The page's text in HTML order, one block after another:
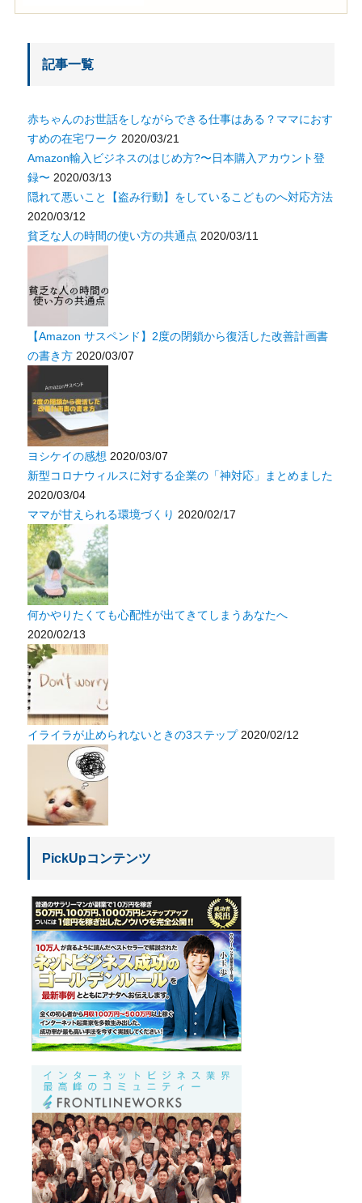
記事一覧
赤ちゃんのお世話をしながらできる仕事はある？ママにおす
すめの在宅ワーク 2020/03/21
Amazon輸入ビジネスのはじめ方?〜日本購入アカウント登
録〜 2020/03/13
隠れて悪いこと【盗み行動】をしているこどものへ対応方法
2020/03/12
貧乏な人の時間の使い方の共通点 2020/03/11
【Amazon サスペンド】2度の閉鎖から復活した改善計画書
の書き方 2020/03/07
ヨシケイの感想 2020/03/07
新型コロナウィルスに対する企業の「神対応」まとめました
2020/03/04
ママが甘えられる環境づくり 2020/02/17
何かやりたくても心配性が出てきてしまうあなたへ
2020/02/13
イライラが止められないときの3ステップ2020/02/12
PickUpコンテンツ